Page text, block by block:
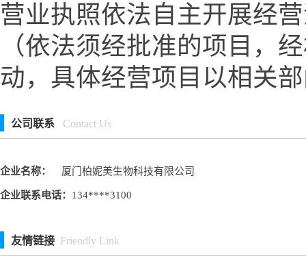
营业执照依法自主开展经
（依法须经批准的项目，
动，具体经营项目以相关
公司联系 Contact Us
企业名称： 厦门柏妮美生物科技有限公司
企业联系电话： 134****3100
友情链接 Friendly Link